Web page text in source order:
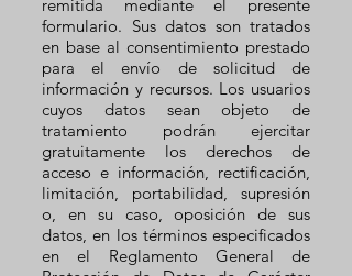
remitida mediante el presente
formulario. Sus datos son tratados
en base al consentimiento prestado
para el envío de solicitud de
información y recursos. Los usuarios
cuyos datos sean objeto de
tratamiento podrán ejercitar
gratuitamente los derechos de
acceso e información, rectificación,
limitación, portabilidad, supresión
o, en su caso, oposición de sus
datos, en los términos especificados
en el Reglamento General de